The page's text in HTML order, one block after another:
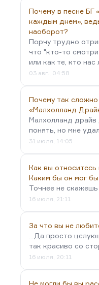
Почему в песне БГ
каждым днем»,
наоборот?
Порчу трудно
что "кто-то
или как те, кто нас
03 авг., 04:58
Почему так
«Малхолланд
Малхолланд драйв
понять, но мне
31 июля, 14:05
Как вы
Каким бы он мог
Точнее не скажешь
16 июля, 21:11
За что вы не
...Да просто
так красиво со
16 июля, 20:11
Не могли бы вы